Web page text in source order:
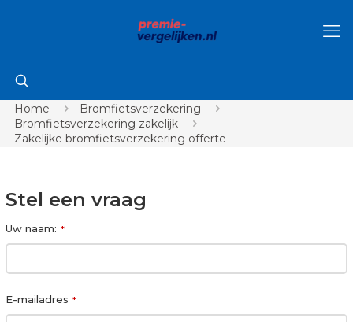
Home
Bromfietsverzekering
Bromfietsverzekering zakelijk
Zakelijke bromfietsverzekering offerte
Stel een vraag
Uw naam: *
E-mailadres *